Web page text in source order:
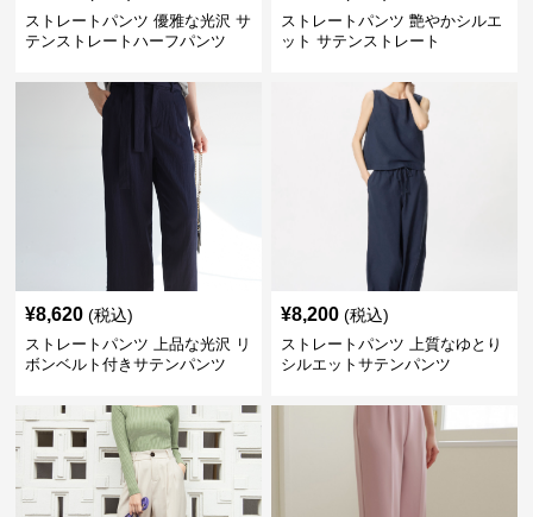
ストレートパンツ 優雅な光沢 サ
テンストレートハーフパンツ
ストレートパンツ 艶やかシルエ
ット サテンストレート
¥8,620 (税込)
ストレートパンツ 上品な光沢 リ
ボンベルト付きサテンパンツ
¥8,200 (税込)
ストレートパンツ 上質なゆとり
シルエットサテンパンツ